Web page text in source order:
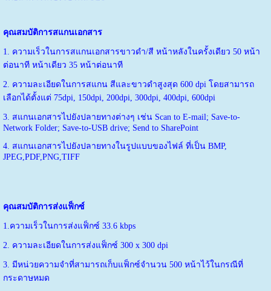
คุณสมบัติการสแกนเอกสาร
1. ความเร็วในการสแกนเอกสารขาวดำ/สี หน้าหลังในครั้งเดียว 50 หน้า
ต่อนาที หน้าเดียว 35 หน้าต่อนาที
2. ความละเอียดในการสแกน สีและขาวดำสูงสุด 600 dpi โดยสามารถ
เลือกได้ตั้งแต่ 75dpi, 150dpi, 200dpi, 300dpi, 400dpi, 600dpi
3. สแกนเอกสารไปยังปลายทางต่างๆ เช่น Scan to E-mail; Save-to-
Network Folder; Save-to-USB drive; Send to SharePoint
4. สแกนเอกสารไปยังปลายทางในรูปแบบของไฟล์ ที่เป็น BMP,
JPEG,PDF,PNG,TIFF
คุณสมบัติการส่งแฟ็กซ์
1.ความเร็วในการส่งแฟ็กซ์ 33.6 kbps
2. ความละเอียดในการส่งแฟ็กซ์ 300 x 300 dpi
3. มีหน่วยความจำที่สามารถเก็บแฟ็กซ์จำนวน 500 หน้าไว้ในกรณีที่
กระดาษหมด